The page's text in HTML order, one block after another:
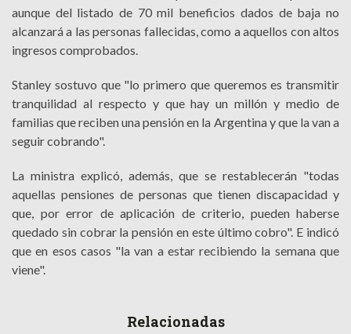
aunque del listado de 70 mil beneficios dados de baja no
alcanzará a las personas fallecidas, como a aquellos con altos
ingresos comprobados.
Stanley sostuvo que "lo primero que queremos es transmitir
tranquilidad al respecto y que hay un millón y medio de
familias que reciben una pensión en la Argentina y que la van a
seguir cobrando".
La ministra explicó, además, que se restablecerán "todas
aquellas pensiones de personas que tienen discapacidad y
que, por error de aplicación de criterio, pueden haberse
quedado sin cobrar la pensión en este último cobro". E indicó
que en esos casos "la van a estar recibiendo la semana que
viene".
Relacionadas